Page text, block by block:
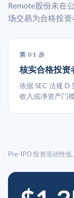
Remote股份未在
场交易为合格投资
第 01 步
核实合格投资
依据 SEC 法规 D
收入或净资产门槛
Pre-IPO 投资流动性低